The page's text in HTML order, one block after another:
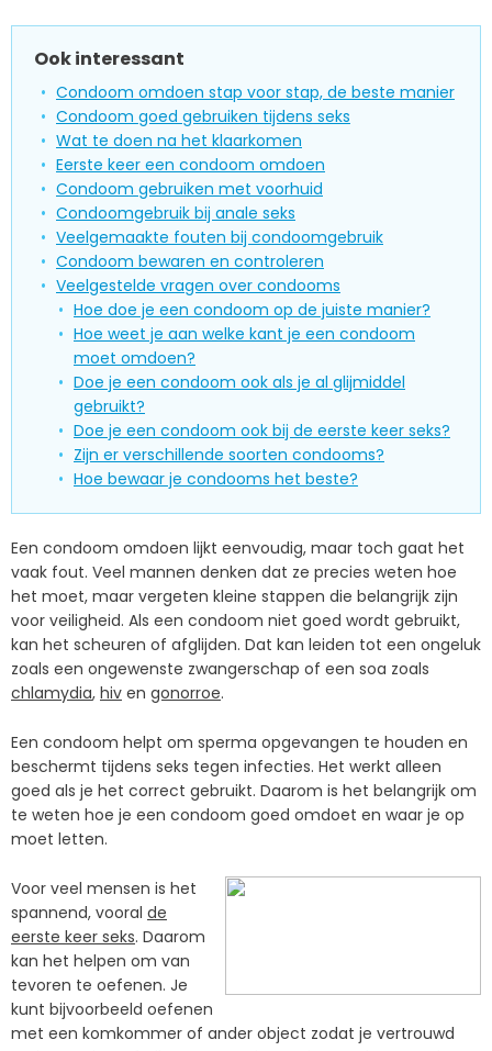
Ook interessant
Condoom omdoen stap voor stap, de beste manier
Condoom goed gebruiken tijdens seks
Wat te doen na het klaarkomen
Eerste keer een condoom omdoen
Condoom gebruiken met voorhuid
Condoomgebruik bij anale seks
Veelgemaakte fouten bij condoomgebruik
Condoom bewaren en controleren
Veelgestelde vragen over condooms
Hoe doe je een condoom op de juiste manier?
Hoe weet je aan welke kant je een condoom
moet omdoen?
Doe je een condoom ook als je al glijmiddel
gebruikt?
Doe je een condoom ook bij de eerste keer seks?
Zijn er verschillende soorten condooms?
Hoe bewaar je condooms het beste?
Een condoom omdoen lijkt eenvoudig, maar toch gaat het
vaak fout. Veel mannen denken dat ze precies weten hoe
het moet, maar vergeten kleine stappen die belangrijk zijn
voor veiligheid. Als een condoom niet goed wordt gebruikt,
kan het scheuren of afglijden. Dat kan leiden tot een ongeluk
zoals een ongewenste zwangerschap of een soa zoals
chlamydia, hiv en gonorroe.
Een condoom helpt om sperma opgevangen te houden en
beschermt tijdens seks tegen infecties. Het werkt alleen
goed als je het correct gebruikt. Daarom is het belangrijk om
te weten hoe je een condoom goed omdoet en waar je op
moet letten.
Voor veel mensen is het
spannend, vooral de
eerste keer seks. Daarom
kan het helpen om van
tevoren te oefenen. Je
kunt bijvoorbeeld oefenen
met een komkommer of ander object zodat je vertrouwd